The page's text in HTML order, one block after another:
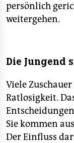
persönlich
weitergehen.
Die Jungend
Viele
Ratlosigkeit.
Sie kommen
Der Einfluss